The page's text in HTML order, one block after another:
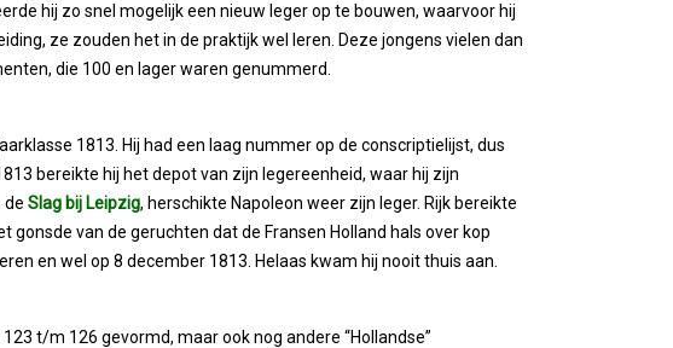
hij zo snel mogelijk een nieuw leger op te bouwen, waarvoor hij
ze zouden het in de praktijk wel leren. Deze jongens vielen dan
die 100 en lager waren genummerd.
1813. Hij had een laag nummer op de conscriptielijst, dus
bereikte hij het depot van zijn legereenheid, waar hij zijn
de Slag bij Leipzig, herschikte Napoleon weer zijn leger. Rijk bereikte
gonsde van de geruchten dat de Fransen Holland hals over kop
en wel op 8 december 1813. Helaas kwam hij nooit thuis aan.
t/m 126 gevormd, maar ook nog andere “Hollandse”